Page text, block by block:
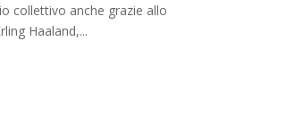
collettivo anche grazie allo
Haaland,...